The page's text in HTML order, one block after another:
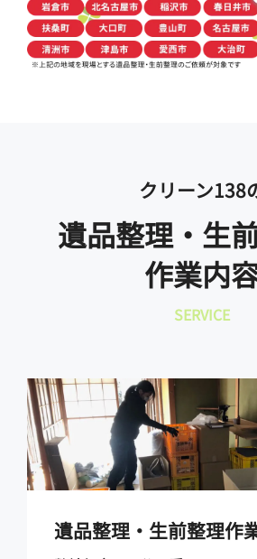
クリーン138
遺品整理・生
作業内
SERVICE
遺品整理・生前整理作